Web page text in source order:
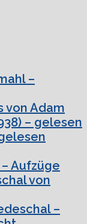
–
von Adam
– gelesen
Aufzüge
von
–